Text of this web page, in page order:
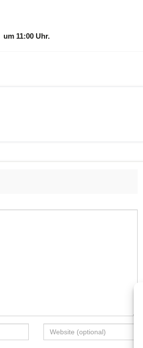
um 11:00 Uhr.